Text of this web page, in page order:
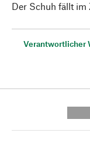
Der Schuh fällt im
Verantwortlicher